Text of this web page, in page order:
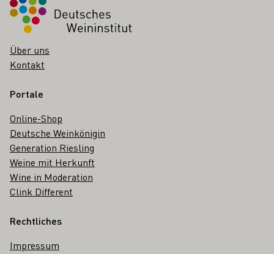
Über uns
Kontakt
Portale
Online-Shop
Deutsche Weinkönigin
Generation Riesling
Weine mit Herkunft
Wine in Moderation
Clink Different
Rechtliches
Impressum